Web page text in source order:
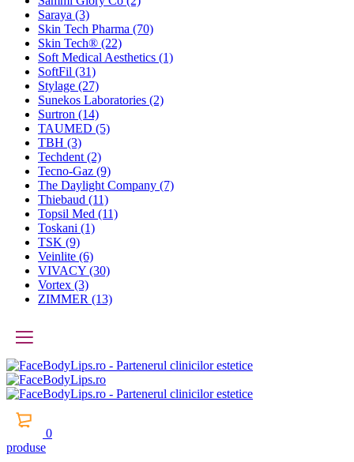
Saraya (3)
Skin Tech Pharma (70)
Skin Tech® (22)
Soft Medical Aesthetics (1)
SoftFil (31)
Stylage (27)
Sunekos Laboratories (2)
Surtron (14)
TAUMED (5)
TBH (3)
Techdent (2)
Tecno-Gaz (9)
The Daylight Company (7)
Thiebaud (11)
Topsil Med (11)
Toskani (1)
TSK (9)
Veinlite (6)
VIVACY (30)
Vortex (3)
ZIMMER (13)
0
produse